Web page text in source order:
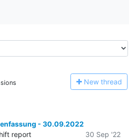
New thread
- 30.09.2022
report
30 Sep '22